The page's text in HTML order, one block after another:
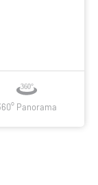
Panorama